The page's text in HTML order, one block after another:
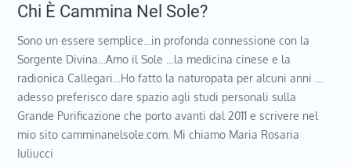
Chi È Cammina Nel Sole?
Sono un essere semplice…in profonda connessione con la
Sorgente Divina…Amo il Sole …la medicina cinese e la
radionica Callegari…Ho fatto la naturopata per alcuni anni …
adesso preferisco dare spazio agli studi personali sulla
Grande Purificazione che porto avanti dal 2011 e scrivere nel
mio sito camminanelsole.com. Mi chiamo Maria Rosaria
Iuliucci